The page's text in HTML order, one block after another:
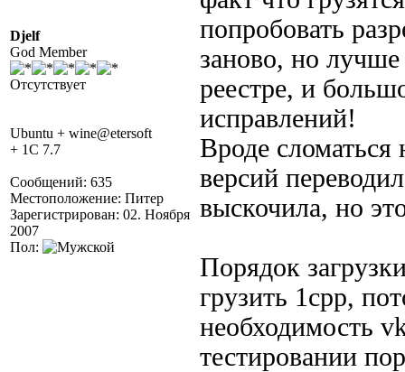
Djelf
God Member
Отсутствует
Ubuntu + wine@etersoft
+ 1C 7.7
Сообщений: 635
Местоположение: Питер
Зарегистрирован: 02. Ноября
2007
Пол:
попробовать
заново, но
реестре, и
исправлений!
Вроде сломаться
версий
выскочила, но
Порядок
грузить 1cpp,
необходимость
тестировании